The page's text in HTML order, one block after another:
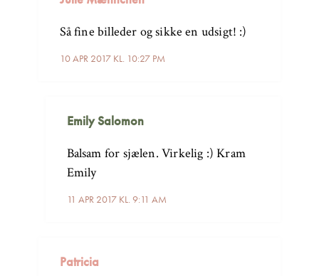
10 APR 2017 KL. 10:27 PM
Så fine billeder og sikke en udsigt! :)
Emily Salomon
11 APR 2017 KL. 9:11 AM
Balsam for sjælen. Virkelig :) Kram
Emily
Patricia